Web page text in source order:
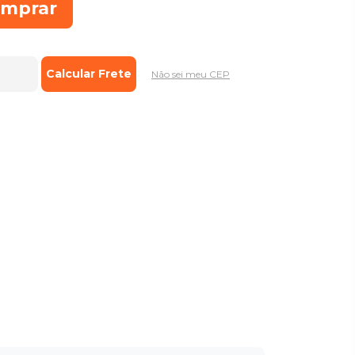
Não sei meu CEP